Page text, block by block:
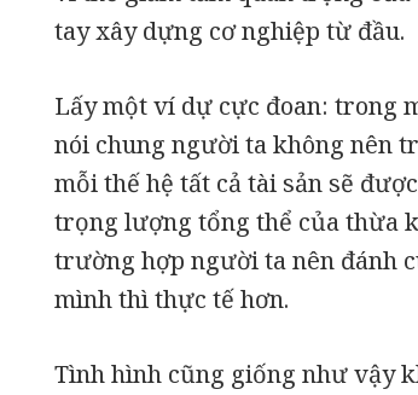
tay xây dựng cơ nghiệp từ đầu.
Lấy một ví dự cực đoan: trong
nói chung người ta không nên
mỗi thế hệ tất cả tài sản sẽ
trọng lượng tổng thể của thừa
trường hợp người ta nên đánh
mình thì thực tế hơn.
Tình hình cũng giống như vậy